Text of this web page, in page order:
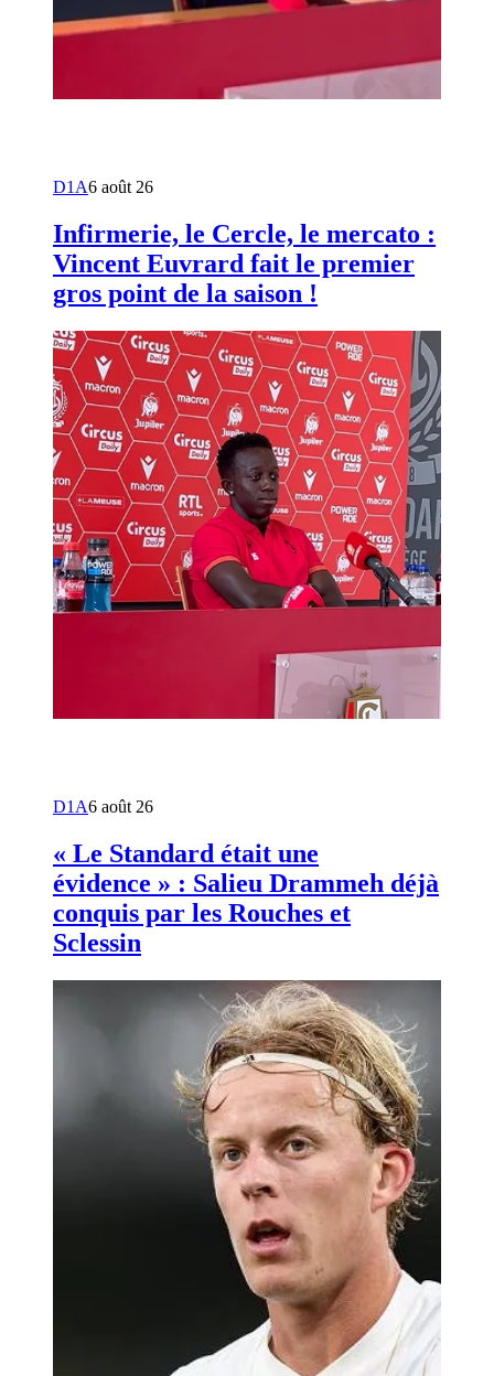
D1A6 août 26
Infirmerie, le Cercle, le mercato :
Vincent Euvrard fait le premier
gros point de la saison !
D1A6 août 26
« Le Standard était une
évidence » : Salieu Drammeh déjà
conquis par les Rouches et
Sclessin